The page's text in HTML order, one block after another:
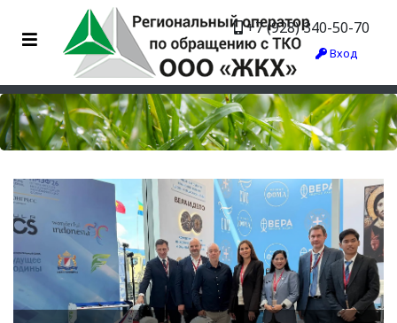
+7 (928) 340-50-70
Вход